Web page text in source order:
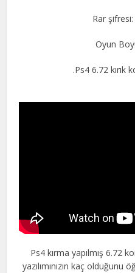
Rar
Oyun
.Ps4 6.72 kırık
Ps4 kırma yapılmış 6.72
yazılımınızın kaç olduğunu